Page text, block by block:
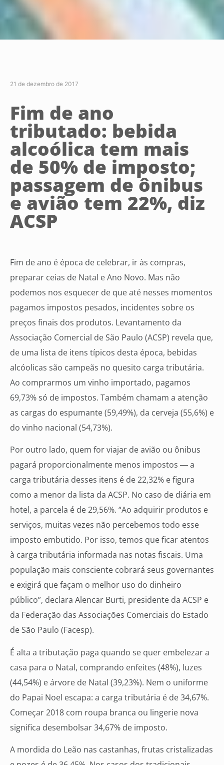
21 de dezembro de 2017
Fim de ano
tributado: bebida
alcoólica tem mais
de 50% de imposto;
passagem de ônibus
e avião tem 22%, diz
ACSP
Fim de ano é época de celebrar, ir às compras,
preparar ceias de Natal e Ano Novo. Mas não
podemos nos esquecer de que até nesses momentos
pagamos impostos pesados, incidentes sobre os
preços finais dos produtos. Levantamento da
Associação Comercial de São Paulo (ACSP) revela que,
de uma lista de itens típicos desta época, bebidas
alcóolicas são campeãs no quesito carga tributária.
Ao comprarmos um vinho importado, pagamos
69,73% só de impostos. Também chamam a atenção
as cargas do espumante (59,49%), da cerveja (55,6%) e
do vinho nacional (54,73%).
Por outro lado, quem for viajar de avião ou ônibus
pagará proporcionalmente menos impostos ― a
carga tributária desses itens é de 22,32% e figura
como a menor da lista da ACSP. No caso de diária em
hotel, a parcela é de 29,56%. “Ao adquirir produtos e
serviços, muitas vezes não percebemos todo esse
imposto embutido. Por isso, temos que ficar atentos
à carga tributária informada nas notas fiscais. Uma
população mais consciente cobrará seus governantes
e exigirá que façam o melhor uso do dinheiro
público”, declara Alencar Burti, presidente da ACSP e
da Federação das Associações Comerciais do Estado
de São Paulo (Facesp).
É alta a tributação paga quando se quer embelezar a
casa para o Natal, comprando enfeites (48%), luzes
(44,54%) e árvore de Natal (39,23%). Nem o uniforme
do Papai Noel escapa: a carga tributária é de 34,67%.
Começar 2018 com roupa branca ou lingerie nova
significa desembolsar 34,67% de imposto.
A mordida do Leão nas castanhas, frutas cristalizadas